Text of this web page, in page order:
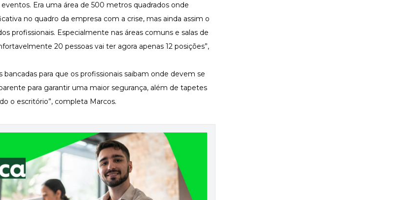
Era uma área de 500 metros quadrados onde
no quadro da empresa com a crise, mas ainda assim o
profissionais. Especialmente nas áreas comuns e salas de
20 pessoas vai ter agora apenas 12 posições”,
para que os profissionais saibam onde devem se
para garantir uma maior segurança, além de tapetes
o escritório”, completa Marcos.